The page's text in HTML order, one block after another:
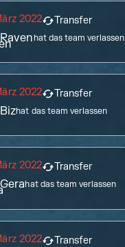
2022 Transfer
Ravenhat das team verlassen
2022 Transfer
Bizhat das team verlassen
2022 Transfer
Gerahat das team verlassen
2022 Transfer